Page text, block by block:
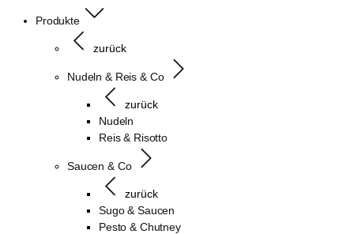
Produkte
zurück
Nudeln & Reis & Co
zurück
Nudeln
Reis & Risotto
Saucen & Co
zurück
Sugo & Saucen
Pesto & Chutney